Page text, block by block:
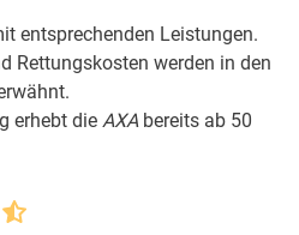
entsprechenden Leistungen.
Rettungskosten werden in den
erhebt die AXAbereits ab 50